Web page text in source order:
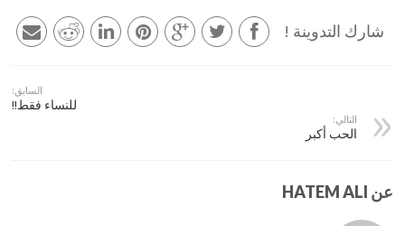
شارك التدوينة !
السابق:
للنساء فقط!!
التالي:
الحب أكبر
عن HATEM ALI